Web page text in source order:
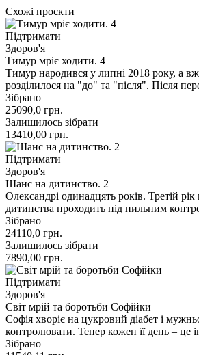
Схожі проєкти
Підтримати
Здоров'я
Тимур мріє ходити. 4
Тимур народився у липні 2018 року, а
розділилося на "до" та "після". Після
Зібрано
25090,0 грн.
Залишилось зібрати
13410,00 грн.
Підтримати
Здоров'я
Шанс на дитинство. 2
Олександрі одинадцять років. Третій рік
дитинства проходить під пильним
Зібрано
24110,0 грн.
Залишилось зібрати
7890,00 грн.
Підтримати
Здоров'я
Світ мрій та боротьби Софійки
Софія хворіє на цукровий діабет і
контролювати. Тепер кожен її день – це
Зібрано